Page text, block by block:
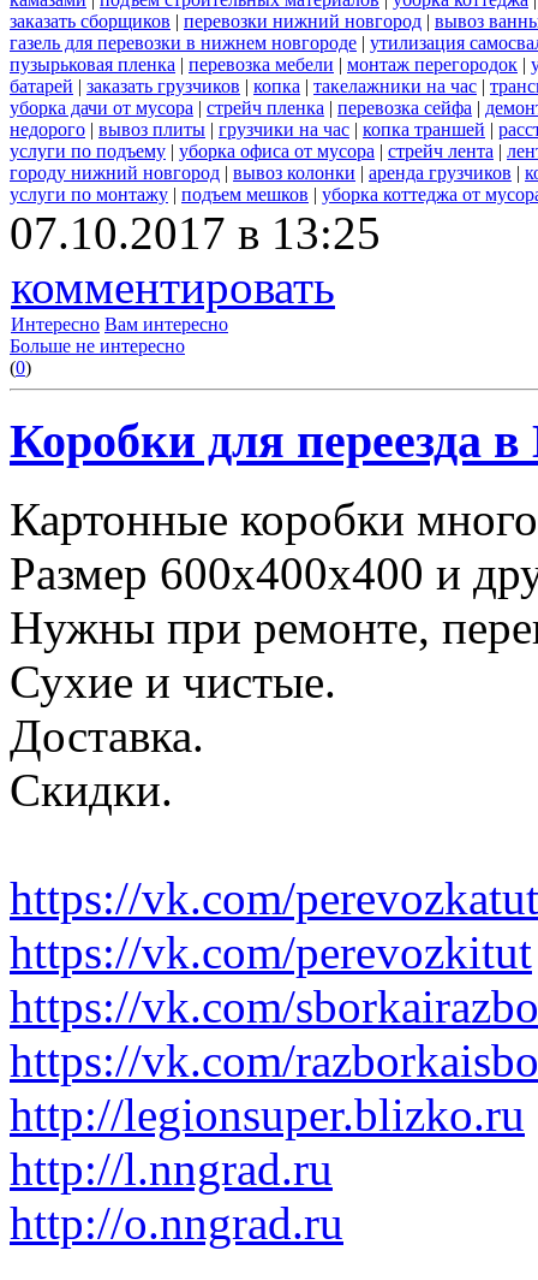
заказать сборщиков | перевозки нижний новгород | вывоз
газель для перевозки в нижнем новгороде | утилизация
пузырьковая пленка | перевозка мебели | монтаж перегородок |
батарей | заказать грузчиков | копка | такелажники на час |
уборка дачи от мусора | стрейч пленка | перевозка сейфа |
недорого | вывоз плиты | грузчики на час | копка траншей |
услуги по подъему | уборка офиса от мусора | стрейч лента |
городу нижний новгород | вывоз колонки | аренда грузчиков |
услуги по монтажу | подъем мешков | уборка коттеджа от
07.10.2017 в 13:25
комментировать
Интересно Вам интересно
Больше не интересно
(0)
Коробки для переезда
Картонные коробки
Размер 600х400х400 и
Нужны при ремонте,
Сухие и чистые.
Доставка.
Скидки.
https://vk.com/perevozkatut
https://vk.com/perevozkitut
https://vk.com/
https://vk.com/
http://legionsuper.blizko.ru
http://l.nngrad.ru
http://o.nngrad.ru